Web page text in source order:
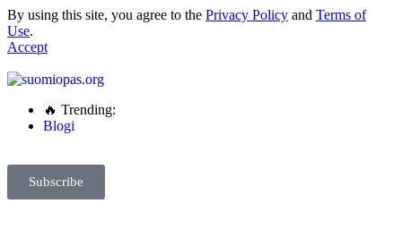
By using this site, you agree to the Privacy Policy and Terms of
Use.
Accept
🔥 Trending:
Blogi
Subscribe